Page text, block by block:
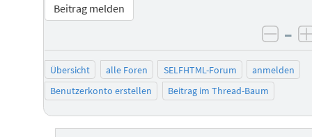
Beitrag melden
–
Übersicht alle Foren SELFHTML-Forum
anmelden
Benutzerkonto erstellen
Beitrag im Thread-Baum